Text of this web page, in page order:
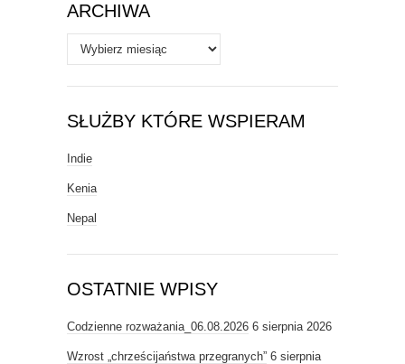
ARCHIWA
Archiwa
SŁUŻBY KTÓRE WSPIERAM
Indie
Kenia
Nepal
OSTATNIE WPISY
Codzienne rozważania_06.08.2026 6 sierpnia 2026
Wzrost „chrześcijaństwa przegranych” 6 sierpnia